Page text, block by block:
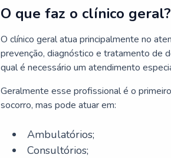
O que faz o clínico geral?
O clínico geral atua principalmente no
prevenção, diagnóstico e tratamento de
qual é necessário um atendimento
Geralmente esse profissional é o
socorro, mas pode atuar em:
Ambulatórios;
Consultórios;